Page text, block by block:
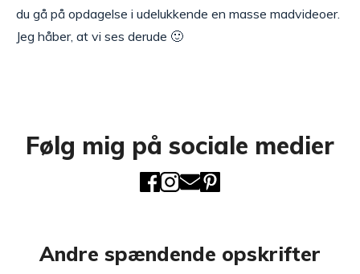
du gå på opdagelse i udelukkende en masse madvideoer.
Jeg håber, at vi ses derude 🙂
Følg mig på sociale medier
Andre spændende opskrifter